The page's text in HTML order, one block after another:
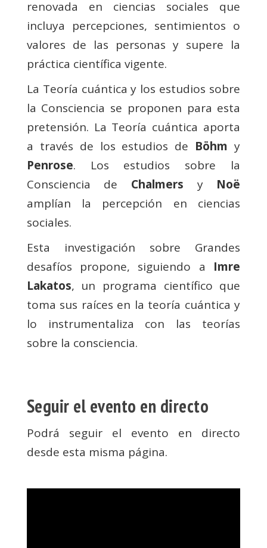
renovada en ciencias sociales que
incluya percepciones, sentimientos o
valores de las personas y supere la
práctica científica vigente.
La Teoría cuántica y los estudios sobre
la Consciencia se proponen para esta
pretensión. La Teoría cuántica aporta
a través de los estudios de Böhm y
Penrose. Los estudios sobre la
Consciencia de Chalmers y Noë
amplían la percepción en ciencias
sociales.
Esta investigación sobre Grandes
desafíos propone, siguiendo a Imre
Lakatos, un programa científico que
toma sus raíces en la teoría cuántica y
lo instrumentaliza con las teorías
sobre la consciencia.
Seguir el evento en directo
Podrá seguir el evento en directo
desde esta misma página.